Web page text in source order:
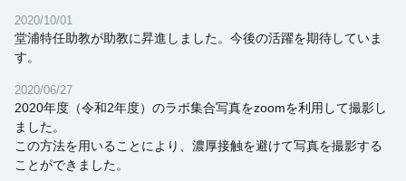
2020/10/01
堂浦特任助教が助教に昇進しました。今後の活躍を期待していま
す。
2020/06/27
2020年度（令和2年度）のラボ集合写真をzoomを利用して撮影し
ました。
この方法を用いることにより、濃厚接触を避けて写真を撮影する
ことができました。